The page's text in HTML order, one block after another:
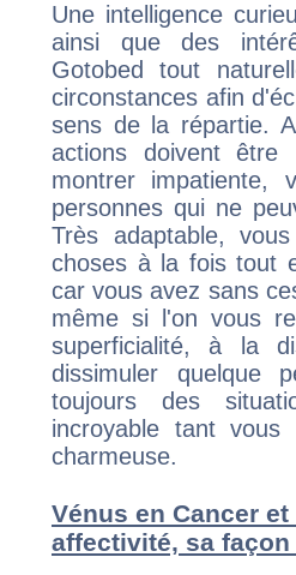
Une intelligence
ainsi que des
Gotobed tout
circonstances afin
sens de la répartie.
actions doivent
montrer impatiente,
personnes qui ne
Très adaptable,
choses à la fois tout
car vous avez sans
même si l'on vous
superficialité, à la
dissimuler quelque
toujours des
incroyable tant
charmeuse.
Vénus en Cancer
affectivité, sa